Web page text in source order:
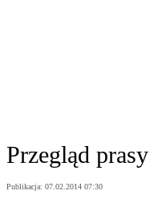
Przegląd
Publikacja: 07.02.2014 07:30